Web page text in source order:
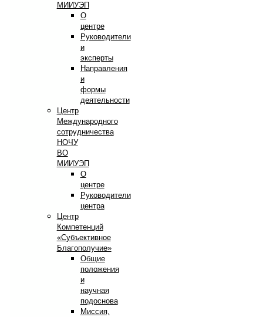
МИИУЭП
О
центре
Руководители
и
эксперты
Направления
и
формы
деятельности
Центр
Международного
сотрудничества
НОЧУ
ВО
МИИУЭП
О
центре
Руководители
центра
Центр
Компетенций
«Субъективное
Благополучие»
Общие
положения
и
научная
подоснова
Миссия,